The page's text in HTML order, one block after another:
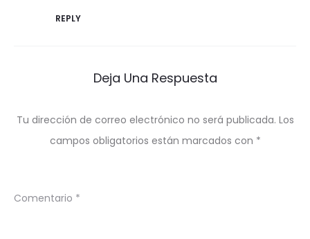
REPLY
Deja Una Respuesta
Tu dirección de correo electrónico no será publicada. Los
campos obligatorios están marcados con *
Comentario *